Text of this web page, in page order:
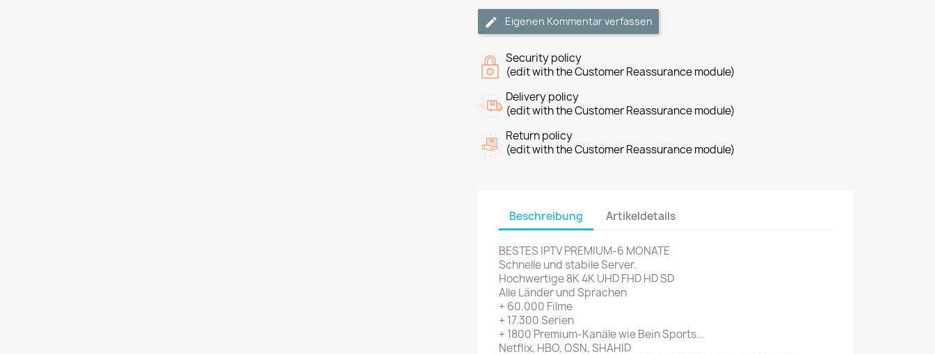
Eigenen Kommentar verfassen
Security policy
(edit with the Customer Reassurance module)
Delivery policy
(edit with the Customer Reassurance module)
Return policy
(edit with the Customer Reassurance module)
Beschreibung Artikeldetails
BESTES IPTV PREMIUM-6 MONATE
Schnelle und stabile Server.
Hochwertige 8K 4K UHD FHD HD SD
Alle Länder und Sprachen
+ 60.000 Filme
+ 17.300 Serien
+ 1800 Premium-Kanäle wie Bein Sports...
Netflix, HBO, OSN, SHAHID